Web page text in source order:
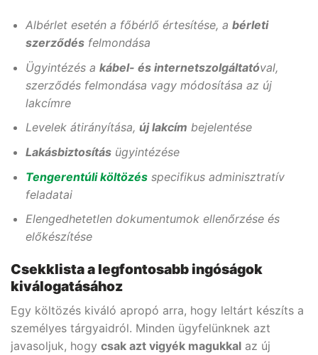
Albérlet esetén a főbérlő értesítése, a bérleti
szerződésfelmondása
Ügyintézés a kábel- és internetszolgáltatóval,
szerződés felmondása vagy módosítása az új
lakcímre
Levelek átirányítása, új lakcím bejelentése
Lakásbiztosításügyintézése
Tengerentúli költözés specifikus adminisztratív
feladatai
Elengedhetetlen dokumentumok ellenőrzése és
előkészítése
Csekklista a legfontosabb ingóságok
kiválogatásához
Egy költözés kiváló apropó arra, hogy leltárt készíts a
személyes tárgyaidról. Minden ügyfelünknek azt
javasoljuk, hogy csak azt vigyék magukkal az új